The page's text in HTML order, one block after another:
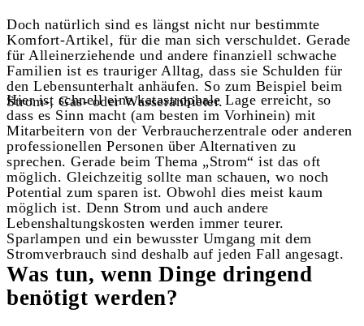
Doch natürlich sind es längst nicht nur bestimmte
Komfort-Artikel, für die man sich verschuldet. Gerade
für Alleinerziehende und andere finanziell schwache
Familien ist es trauriger Alltag, dass sie Schulden für
den Lebensunterhalt anhäufen. So zum Beispiel beim
Strom-, Gas- oder Wasseranbieter.
Hier ist schnell eine katastrophale Lage erreicht, so
dass es Sinn macht (am besten im Vorhinein) mit
Mitarbeitern von der Verbraucherzentrale oder anderen
professionellen Personen über Alternativen zu
sprechen. Gerade beim Thema „Strom“ ist das oft
möglich. Gleichzeitig sollte man schauen, wo noch
Potential zum sparen ist. Obwohl dies meist kaum
möglich ist. Denn Strom und auch andere
Lebenshaltungskosten werden immer teurer.
Sparlampen und ein bewusster Umgang mit dem
Stromverbrauch sind deshalb auf jeden Fall angesagt.
Was tun, wenn Dinge dringend
benötigt werden?